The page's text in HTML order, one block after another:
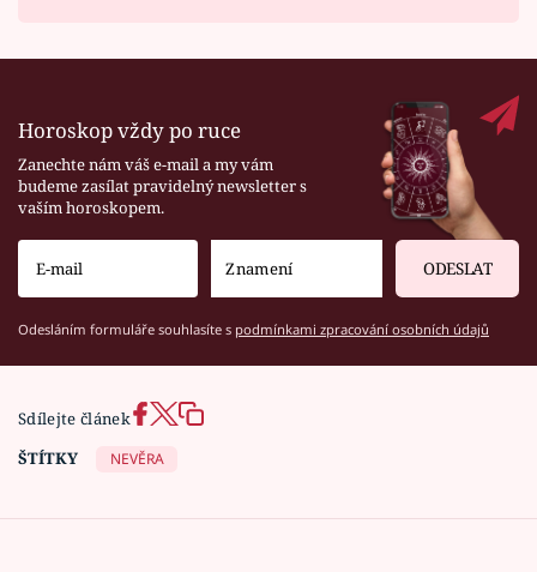
Horoskop vždy po ruce
Zanechte nám váš e-mail a my vám
budeme zasílat pravidelný newsletter s
vaším horoskopem.
ODESLAT
Odesláním formuláře souhlasíte s podmínkami zpracování osobních údajů
Sdílejte článek
ŠTÍTKY
NEVĚRA